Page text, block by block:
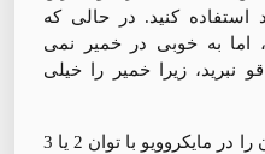
استفاده کنید. در حالی که
اما به خوبی در خمیر نمی
نبرید، زیرا خمیر را خیلی
- برای نرم شدن سریعتر کره، آن را در مایکروویو با توان 2 یا 3